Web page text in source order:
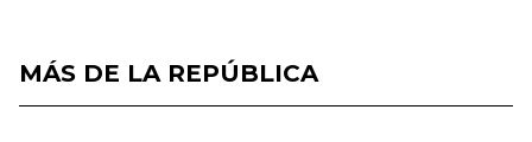
MÁS DE LA REPÚBLICA